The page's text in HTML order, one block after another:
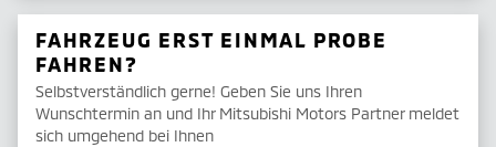
FAHRZEUG ERST EINMAL PROBE
FAHREN?
Selbstverständlich gerne! Geben Sie uns Ihren
Wunschtermin an und Ihr Mitsubishi Motors Partner meldet
sich umgehend bei Ihnen